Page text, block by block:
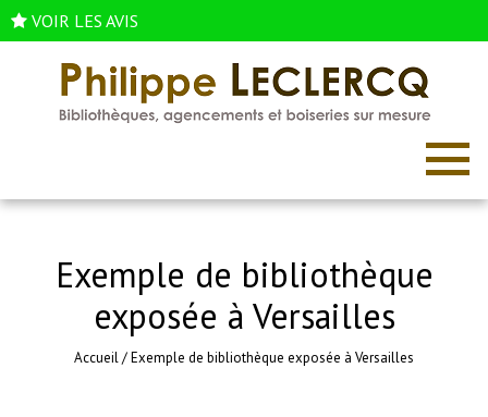
VOIR LES AVIS
Exemple de bibliothèque
exposée à Versailles
Accueil/Exemple de bibliothèque exposée à Versailles